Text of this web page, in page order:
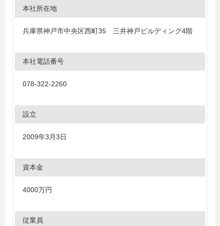
本社所在地
兵庫県神戸市中央区西町35 三井神戸ビルディング4階
本社電話番号
078-322-2260
設立
2009年3月3日
資本金
4000万円
従業員